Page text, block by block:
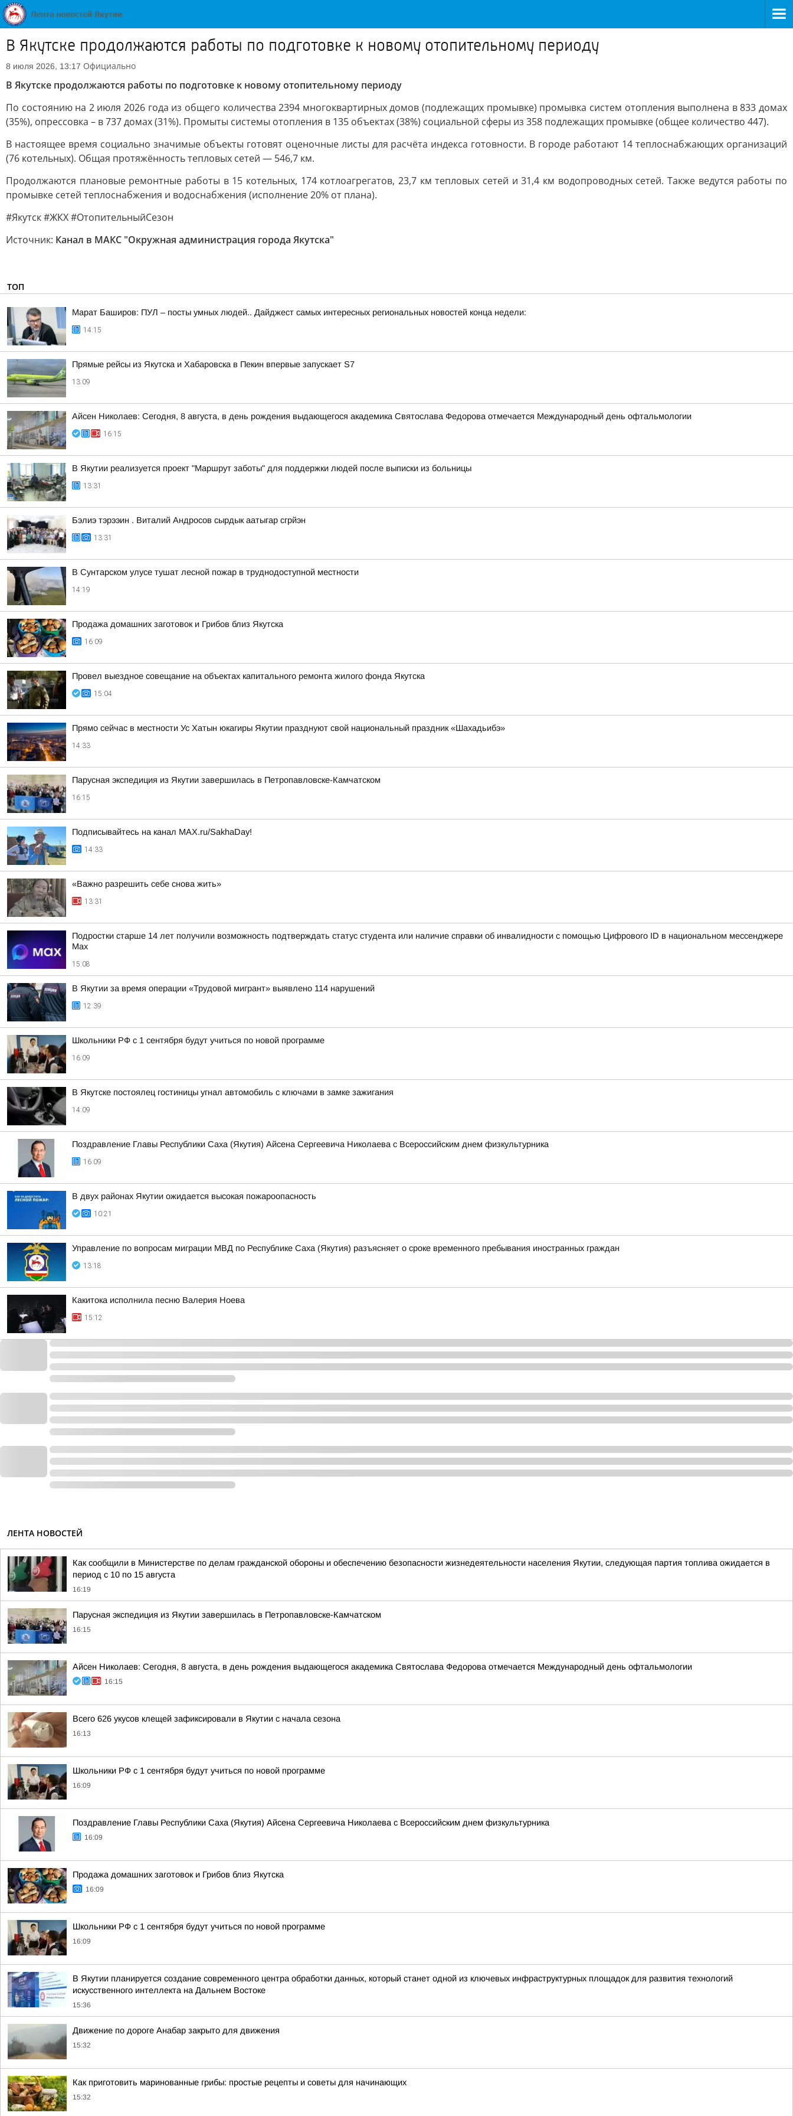
В Якутске продолжаются работы по подготовке к новому отопительному периоду
8 июля 2026, 13:17 Официально
В Якутске продолжаются работы по подготовке к новому отопительному периоду
По состоянию на 2 июля 2026 года из общего количества 2394 многоквартирных домов (подлежащих промывке) промывка систем отопления выполнена в 833 домах
(35%), опрессовка – в 737 домах (31%). Промыты системы отопления в 135 объектах (38%) социальной сферы из 358 подлежащих промывке (общее количество 447).
В настоящее время социально значимые объекты готовят оценочные листы для расчёта индекса готовности. В городе работают 14 теплоснабжающих организаций
(76 котельных). Общая протяжённость тепловых сетей — 546,7 км.
Продолжаются плановые ремонтные работы в 15 котельных, 174 котлоагрегатов, 23,7 км тепловых сетей и 31,4 км водопроводных сетей. Также ведутся работы по
промывке сетей теплоснабжения и водоснабжения (исполнение 20% от плана).
#Якутск #ЖКХ #ОтопительныйСезон
Источник: Канал в МАКС "Окружная администрация города Якутска"
ТОП
Марат Баширов: ПУЛ – посты умных людей.. Дайджест самых интересных региональных новостей конца недели:
14:15
Прямые рейсы из Якутска и Хабаровска в Пекин впервые запускает S7
13:09
Айсен Николаев: Сегодня, 8 августа, в день рождения выдающегося академика Святослава Федорова отмечается Международный день офтальмологии
16:15
В Якутии реализуется проект "Маршрут заботы" для поддержки людей после выписки из больницы
13:31
Бэлиэ тэрээин . Виталий Андросов сырдык аатыгар сгрйэн
13:31
В Сунтарском улусе тушат лесной пожар в труднодоступной местности
14:19
Продажа домашних заготовок и Грибов близ Якутска
16:09
Провел выездное совещание на объектах капитального ремонта жилого фонда Якутска
15:04
Прямо сейчас в местности Ус Хатын юкагиры Якутии празднуют свой национальный праздник «Шахадьибэ»
14:33
Парусная экспедиция из Якутии завершилась в Петропавловске-Камчатском
16:15
Подписывайтесь на канал MAX.ru/SakhaDay!
14:33
«Важно разрешить себе снова жить»
13:31
Подростки старше 14 лет получили возможность подтверждать статус студента или наличие справки об инвалидности с помощью Цифрового ID в национальном мессенджере
Мах
15:08
В Якутии за время операции «Трудовой мигрант» выявлено 114 нарушений
12:39
Школьники РФ с 1 сентября будут учиться по новой программе
16:09
В Якутске постоялец гостиницы угнал автомобиль с ключами в замке зажигания
14:09
Поздравление Главы Республики Саха (Якутия) Айсена Сергеевича Николаева с Всероссийским днем физкультурника
16:09
В двух районах Якутии ожидается высокая пожароопасность
10:21
Управление по вопросам миграции МВД по Республике Саха (Якутия) разъясняет о сроке временного пребывания иностранных граждан
13:18
Какитока исполнила песню Валерия Ноева
15:12
ЛЕНТА НОВОСТЕЙ
Как сообщили в Министерстве по делам гражданской обороны и обеспечению безопасности жизнедеятельности населения Якутии, следующая партия топлива ожидается в
период с 10 по 15 августа
16:19
Парусная экспедиция из Якутии завершилась в Петропавловске-Камчатском
16:15
Айсен Николаев: Сегодня, 8 августа, в день рождения выдающегося академика Святослава Федорова отмечается Международный день офтальмологии
16:15
Всего 626 укусов клещей зафиксировали в Якутии с начала сезона
16:13
Школьники РФ с 1 сентября будут учиться по новой программе
16:09
Поздравление Главы Республики Саха (Якутия) Айсена Сергеевича Николаева с Всероссийским днем физкультурника
16:09
Продажа домашних заготовок и Грибов близ Якутска
16:09
Школьники РФ с 1 сентября будут учиться по новой программе
16:09
В Якутии планируется создание современного центра обработки данных, который станет одной из ключевых инфраструктурных площадок для развития технологий
искусственного интеллекта на Дальнем Востоке
15:36
Движение по дороге Анабар закрыто для движения
15:32
Как приготовить маринованные грибы: простые рецепты и советы для начинающих
15:32